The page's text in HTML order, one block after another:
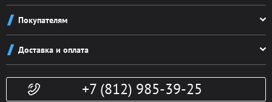
Реквизиты
Новости
Контакты
Покупателям
Система скидок
Конфиденциальность
Гарантии
Доставка и оплата
Политика возврата
+7 (812) 985-39-25